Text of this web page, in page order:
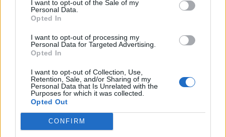
I want to opt-out of the Sale of my
Personal Data.
Opted In
I want to opt-out of processing my
Personal Data for Targeted Advertising.
Opted In
I want to opt-out of Collection, Use,
Retention, Sale, and/or Sharing of my
Personal Data that Is Unrelated with the
Purposes for which it was collected.
Opted Out
CONFIRM
Ötnapos razzia Háromszéken: drog
és alkohol hatása alatt vezető
sofőröket is kiszűrtek